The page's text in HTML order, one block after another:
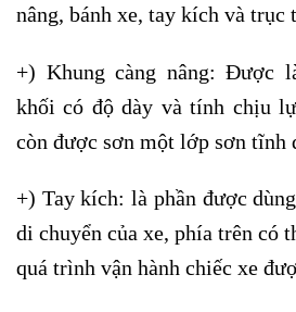
nâng, bánh xe, tay kích và trục
+) Khung càng nâng: Được
khối có độ dày và tính chịu
còn được sơn một lớp sơn tĩnh
+) Tay kích: là phần được
di chuyển của xe, phía trên có
quá trình vận hành chiếc xe